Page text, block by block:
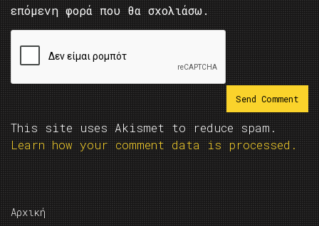
επόμενη φορά που θα σχολιάσω.
This site uses Akismet to reduce spam.
Learn how your comment data is processed.
Αρχική